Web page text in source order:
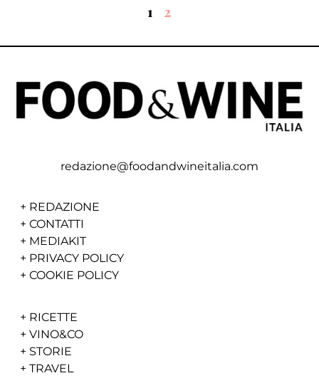
1 2
redazione@foodandwineitalia.com
+ REDAZIONE
+ CONTATTI
+ MEDIAKIT
+ PRIVACY POLICY
+ COOKIE POLICY
+ RICETTE
+ VINO&CO
+ STORIE
+ TRAVEL